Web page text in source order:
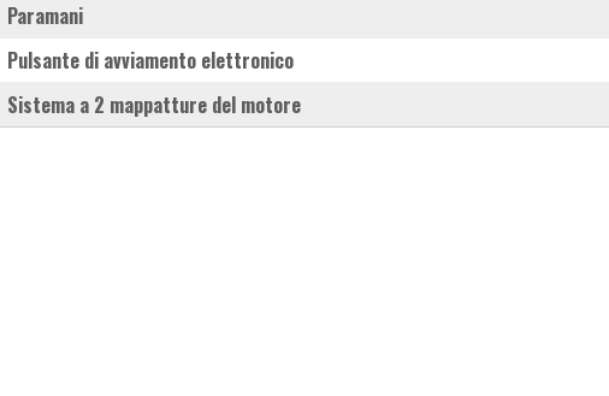
paramani
pulsante di avviamento elettronico
sistema a 2 mappatture del motore